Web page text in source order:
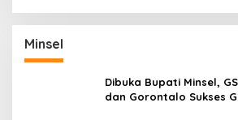
Minsel
Dibuka Bupati Minsel,
dan Gorontalo Sukses